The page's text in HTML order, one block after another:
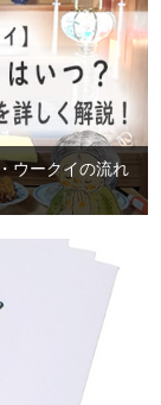
ウークイの流れ